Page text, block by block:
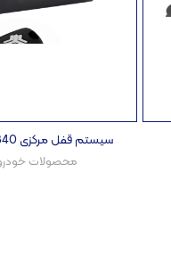
سیستم قفل مرکزی CCLK-9840
محصولات